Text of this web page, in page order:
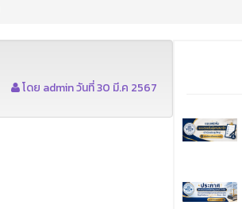
โดย admin วันที่ 30 มี.ค 2567